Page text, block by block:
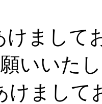
けまして
いいた
けまし